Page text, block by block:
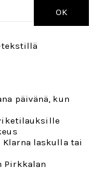
OK
tekstillä
päivänä, kun
Klarna laskulla tai
Pirkkalan